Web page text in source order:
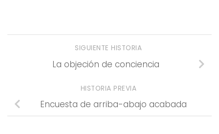
SIGUIENTE HISTORIA
La objeción de conciencia
HISTORIA PREVIA
Encuesta de arriba-abajo acabada